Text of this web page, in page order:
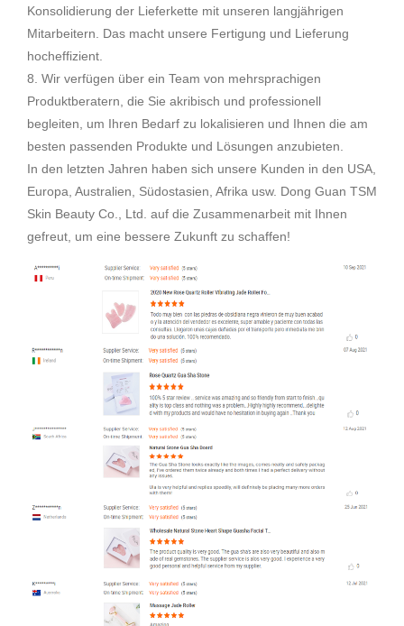
Konsolidierung der Lieferkette mit unseren langjährigen
Mitarbeitern. Das macht unsere Fertigung und Lieferung
hocheffizient.
8. Wir verfügen über ein Team von mehrsprachigen
Produktberatern, die Sie akribisch und professionell
begleiten, um Ihren Bedarf zu lokalisieren und Ihnen die am
besten passenden Produkte und Lösungen anzubieten.
In den letzten Jahren haben sich unsere Kunden in den USA,
Europa, Australien, Südostasien, Afrika usw. Dong Guan TSM
Skin Beauty Co., Ltd. auf die Zusammenarbeit mit Ihnen
gefreut, um eine bessere Zukunft zu schaffen!